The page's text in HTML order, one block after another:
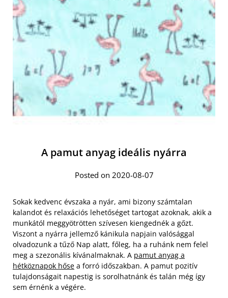
A pamut anyag ideális nyárra
Posted on 2020-08-07
Sokak kedvenc évszaka a nyár, ami bizony számtalan
kalandot és relaxációs lehetőséget tartogat azoknak, akik a
munkától meggyötrötten szívesen kiengednék a gőzt.
Viszont a nyárra jellemző kánikula napjain valósággal
olvadozunk a tűző Nap alatt, főleg, ha a ruhánk nem felel
meg a szezonális kívánalmaknak. A pamut anyag a
hétköznapok hőse a forró időszakban. A pamut pozitív
tulajdonságait napestig is sorolhatnánk és talán még így
sem érnénk a végére.